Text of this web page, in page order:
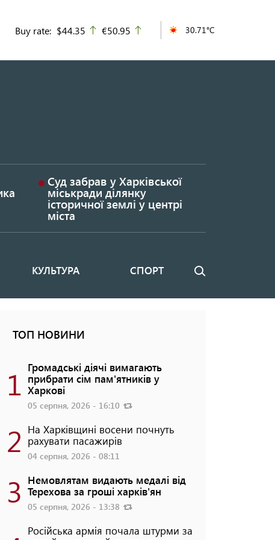
Buy rate: $44.35 up
€50.95 30.71°C
Суд забрав у Харківської
міськради ділянку
історичної землі у центрі
міста
КУЛЬТУРА СПОРТ Пошук
ТОП НОВИНИ
1 Громадські діячі вимагають
прибрати сім пам'ятників у
Харкові
05 серпня, 2026 - 16:10
2 На Харківщині восени почнуть
рахувати пасажирів
04 серпня, 2026 - 08:11
3 Немовлятам видають медалі від
Терехова за гроші харків'ян
05 серпня, 2026 - 13:38
Російська армія почала штурми за